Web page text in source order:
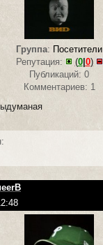
Группа: Посетители
Репутация:
(0| 0)
Публикаций: 0
Комментариев: 1